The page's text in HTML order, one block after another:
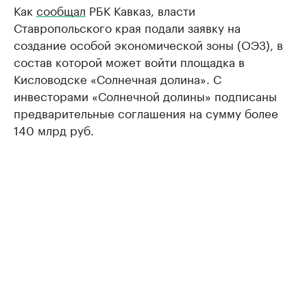
Как сообщал РБК Кавказ, власти
Ставропольского края подали заявку на
создание особой экономической зоны (ОЭЗ), в
состав которой может войти площадка в
Кисловодске «Солнечная долина». С
инвесторами «Солнечной долины» подписаны
предварительные соглашения на сумму более
140 млрд руб.